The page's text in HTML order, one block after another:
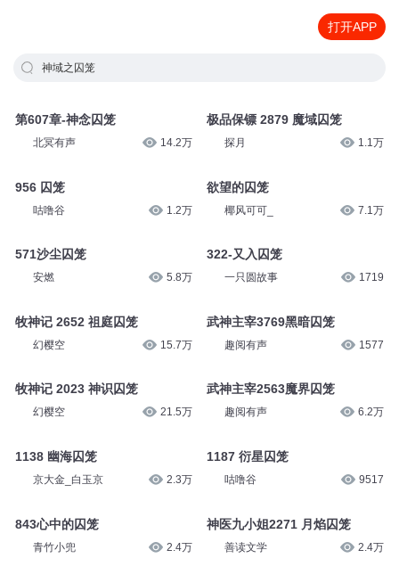
打开APP
神域之囚笼
第607章-神念囚笼
北冥有声 14.2万
956 囚笼
咕噜谷 1.2万
571沙尘囚笼
安燃 5.8万
牧神记 2652 祖庭囚笼
幻樱空 15.7万
牧神记 2023 神识囚笼
幻樱空 21.5万
1138 幽海囚笼
京大金_白玉京 2.3万
843心中的囚笼
青竹小兜 2.4万
极品保镖 2879 魔域囚笼
探月 1.1万
欲望的囚笼
椰风可可_ 7.1万
322-又入囚笼
一只圆故事 1719
武神主宰3769黑暗囚笼
趣阅有声 1577
武神主宰2563魔界囚笼
趣阅有声 6.2万
1187 衍星囚笼
咕噜谷 9517
神医九小姐2271 月焰囚笼
善读文学 2.4万